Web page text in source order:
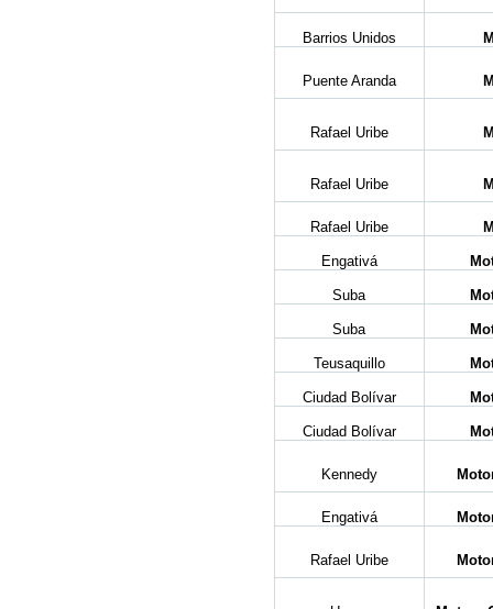
Barrios Unidos
Puente Aranda
Rafael Uribe
Rafael Uribe
Rafael Uribe
Engativá
Suba
Suba
Teusaquillo
Ciudad Bolívar
Ciudad Bolívar
Kennedy
Engativá
Rafael Uribe